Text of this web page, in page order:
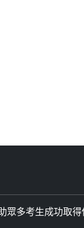
眾多考生成功取得